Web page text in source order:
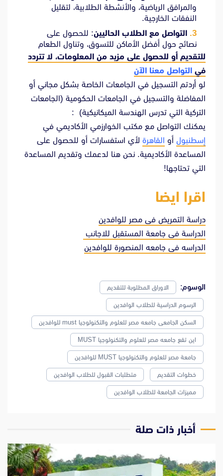
والمرافق الرياضية، والأنشطة الطلابية، لتقليل
النفقات الخارجية.
التواصل مع الطلاب الحاليين: للحصول على
نصائح حول أفضل الأماكن للتسوق، وتناول الطعام
للتقديم أو للحصول على مزيد من المعلومات، لا تتردد
في التواصل معنا الآن
لو أردتم التسجيل في الجامعات الخاصة بشكل مجاني أو
المفاضلة والتسجيل في الجامعات الحكومية (الجامعات
التركية التي تدرس الهندسة الميكانيكية) :
يمكنك التواصل مع مكتب الخوارزمي الأكاديمي في
إسطنبول أو القاهرة لأي استفسارات أو للحصول على
المساعدة الأكاديمية. نحن هنا لدعمك وتقديم المساعدة
التي تحتاجها!
اقرا ايضا
دراسة التمريض فى مصر للوافدين
الدراسة فى جامعة المستقبل للاجانب
الدراسه فى جامعه المنصورة للوافدين
الوسوم: الاوراق المطلوبة للتقديم
الرسوم الدراسية للطلاب الوافدين
السكن الجامعى جامعه مصر للعلوم والتكنولوجيا must للوافدين
اين تقع جامعه مصر للعلوم والتكنولوجيا MUST
جامعة مصر للعلوم والتكنولوجيا MUST للوافدين
خطوات التقديم متطلبات القبول للطلاب الوافدين
مميزات الجامعة للطلاب الوافدين
‫أخبار ذات صلة